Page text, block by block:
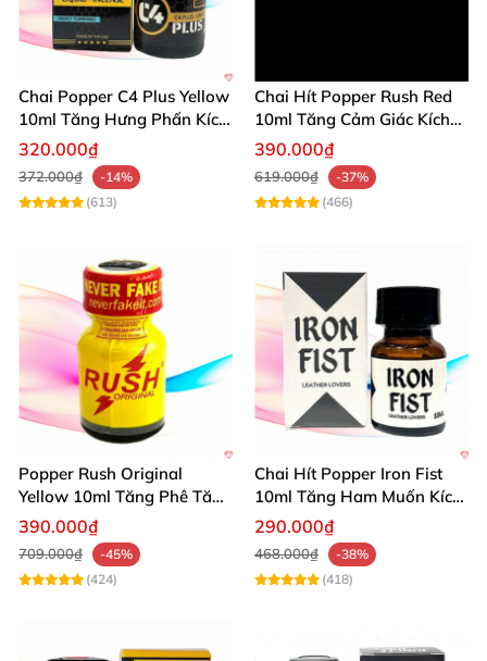
Chai Popper C4 Plus Yellow
10ml Tăng Hưng Phấn Kích
Thích Mạnh
320.000₫
372.000₫
-14%
(613)
Chai Hít Popper Rush Red
10ml Tăng Cảm Giác Kích
Thích Mạnh
390.000₫
619.000₫
-37%
(466)
Popper Rush Original
Yellow 10ml Tăng Phê Tăng
Kích Thích
390.000₫
709.000₫
-45%
(424)
Chai Hít Popper Iron Fist
10ml Tăng Ham Muốn Kích
Thích Mạnh
290.000₫
468.000₫
-38%
(418)